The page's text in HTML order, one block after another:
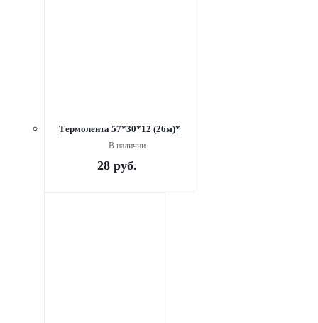
Термолента 57*30*12 (26м)*
В наличии
28 руб.